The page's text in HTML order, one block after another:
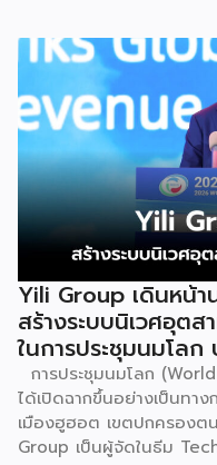
โจว” ซึ่งทรงคุณค่าเป็นยิ่งก
ประวัติศาสตร์การอพยพย้
วัฒนธรรมอันรุ่มรวย และ
ชนเผ่าเหมียวไว้ได้อย่างง
ถิ่นฐานในอดีตกาล เส้นทาง
สูงชันและพงหนามรกร้าง
พงไพร เหล่าผู้กล้าหาญจึง
อย่างไม่เกรงกลัวเพื่อถาง
ได้จำลองท่วงท่าการกลิ้งตั
ระบำลู่เซิงอันเป็นเอกลักษ
เหงื่อแรงกายของบรรพบุรุ
คารวะต่อบรรพชน และทุก
แรงกล้าของชนเผ่าเหมียว
เต้นรำที่ปราบเซียนและท้าท
สวมเสื้อนอกสีขาวปักลาย
พร้อมบรรเลงลู่เซิงแบบ 6
ต้องพลิ้วไหวอย่างต่อเนื่อง
สม่ำเสมอโดยไม่สะดุด แม้
Yili Group เดินหน้า
สร้างระบบนิเวศอุต
ในการประชุมนมโลก
การประชุมนมโลก
ได้เปิดฉากขึ้นอย่างเป็นทา
เมืองฮูฮอต เขตปกครองต
Group เป็นผู้จัดในธีม